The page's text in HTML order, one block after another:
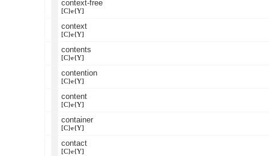
context-free
[C}e{Y]
context
[C}e{Y]
contents
[C}e{Y]
contention
[C}e{Y]
content
[C}e{Y]
container
[C}e{Y]
contact
[C}e{Y]